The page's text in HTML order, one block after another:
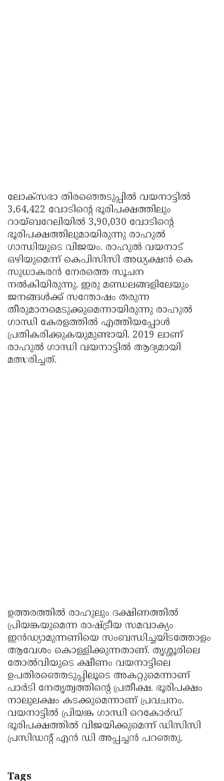
ലോക്സഭാ തിരഞ്ഞെടുപ്പില്‍ വയനാട്ടില്‍
3,64,422 വോടിന്റെ ഭൂരിപക്ഷത്തിലും
റായ്ബറേലിയില്‍ 3,90,030 വോടിന്റെ
ഭൂരിപക്ഷത്തിലുമായിരുന്നു രാഹുല്‍
ഗാന്ധിയുടെ വിജയം. രാഹുല്‍ വയനാട്
ഒഴിയുമെന്ന് കെപിസിസി അധ്യക്ഷന്‍ കെ
സുധാകരന്‍ നേരത്തെ സൂചന
നല്‍കിയിരുന്നു. ഇരു മണ്ഡലങ്ങളിലേയും
ജനങ്ങള്‍ക്ക് സന്തോഷം തരുന്ന
തീരുമാനമെടുക്കുമെന്നായിരുന്നു രാഹുല്‍
ഗാന്ധി കേരളത്തില്‍ എത്തിയപ്പോള്‍
പ്രതികരിക്കുകയുമുണ്ടായി. 2019 ലാണ്
രാഹുല്‍ ഗാന്ധി വയനാട്ടില്‍ ആദ്യമായി
മത്സരിച്ചത്.
ഉത്തരത്തില്‍ രാഹുലും ദക്ഷിണത്തില്‍
പ്രിയങ്കയുമെന്ന രാഷ്ട്രീയ സമവാക്യം
ഇന്‍ഡ്യാമുന്നണിയെ സംബന്ധിച്ചയിടത്തോളം
ആവേശം കൊള്ളിക്കുന്നതാണ്. തൃശ്ശൂരിലെ
തോല്‍വിയുടെ ക്ഷീണം വയനാട്ടിലെ
ഉപതിരഞ്ഞെടുപ്പിലൂടെ അകറ്റുമെന്നാണ്
പാര്‍ടി നേതൃത്വത്തിന്റെ പ്രതീക്ഷ. ഭൂരിപക്ഷം
നാലുലക്ഷം കടക്കുമെന്നാണ് പ്രവചനം.
വയനാട്ടില്‍ പ്രിയങ്ക ഗാന്ധി റെകോര്‍ഡ്
ഭൂരിപക്ഷത്തില്‍ വിജയിക്കുമെന്ന് ഡിസിസി
പ്രസിഡന്റ് എന്‍ ഡി അപ്പച്ചന്‍ പറഞ്ഞു.
Tags